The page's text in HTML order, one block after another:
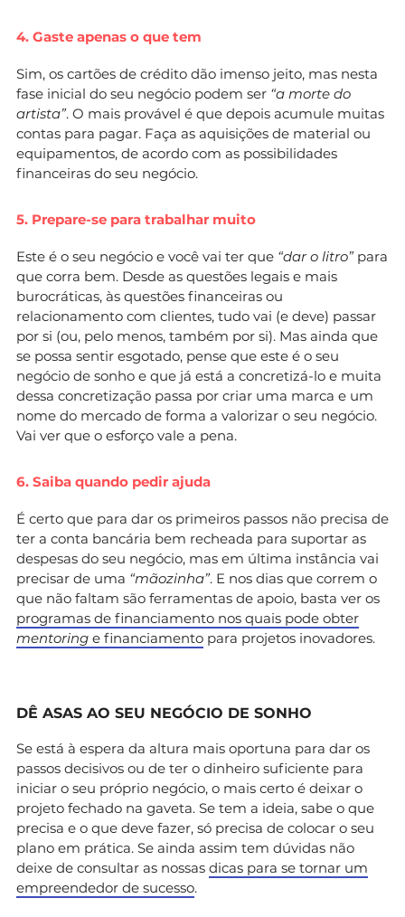
4. Gaste apenas o que tem
Sim, os cartões de crédito dão imenso jeito, mas nesta
fase inicial do seu negócio podem ser “a morte do
artista”. O mais provável é que depois acumule muitas
contas para pagar. Faça as aquisições de material ou
equipamentos, de acordo com as possibilidades
financeiras do seu negócio.
5. Prepare-se para trabalhar muito
Este é o seu negócio e você vai ter que “dar o litro” para
que corra bem. Desde as questões legais e mais
burocráticas, às questões financeiras ou
relacionamento com clientes, tudo vai (e deve) passar
por si (ou, pelo menos, também por si). Mas ainda que
se possa sentir esgotado, pense que este é o seu
negócio de sonho e que já está a concretizá-lo e muita
dessa concretização passa por criar uma marca e um
nome do mercado de forma a valorizar o seu negócio.
Vai ver que o esforço vale a pena.
6. Saiba quando pedir ajuda
É certo que para dar os primeiros passos não precisa de
ter a conta bancária bem recheada para suportar as
despesas do seu negócio, mas em última instância vai
precisar de uma “mãozinha”. E nos dias que correm o
que não faltam são ferramentas de apoio, basta ver os
programas de financiamento nos quais pode obter
mentoring e financiamento para projetos inovadores.
DÊ ASAS AO SEU NEGÓCIO DE SONHO
Se está à espera da altura mais oportuna para dar os
passos decisivos ou de ter o dinheiro suficiente para
iniciar o seu próprio negócio, o mais certo é deixar o
projeto fechado na gaveta. Se tem a ideia, sabe o que
precisa e o que deve fazer, só precisa de colocar o seu
plano em prática. Se ainda assim tem dúvidas não
deixe de consultar as nossas dicas para se tornar um
empreendedor de sucesso.